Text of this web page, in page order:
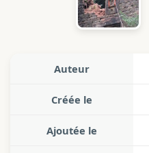
Auteur
Créée le
Ajoutée le